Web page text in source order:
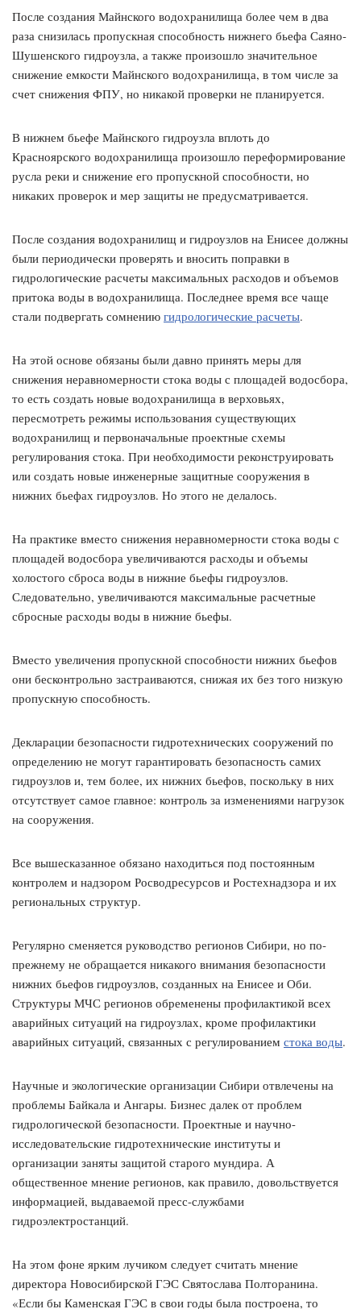
После создания Майнского водохранилища более чем в два
раза снизилась пропускная способность нижнего бьефа Саяно-
Шушенского гидроузла, а также произошло значительное
снижение емкости Майнского водохранилища, в том числе за
счет снижения ФПУ, но никакой проверки не планируется.
В нижнем бьефе Майнского гидроузла вплоть до
Красноярского водохранилища произошло переформирование
русла реки и снижение его пропускной способности, но
никаких проверок и мер защиты не предусматривается.
После создания водохранилищ и гидроузлов на Енисее должны
были периодически проверять и вносить поправки в
гидрологические расчеты максимальных расходов и объемов
притока воды в водохранилища. Последнее время все чаще
стали подвергать сомнению гидрологические расчеты.
На этой основе обязаны были давно принять меры для
снижения неравномерности стока воды с площадей водосбора,
то есть создать новые водохранилища в верховьях,
пересмотреть режимы использования существующих
водохранилищ и первоначальные проектные схемы
регулирования стока. При необходимости реконструировать
или создать новые инженерные защитные сооружения в
нижних бьефах гидроузлов. Но этого не делалось.
На практике вместо снижения неравномерности стока воды с
площадей водосбора увеличиваются расходы и объемы
холостого сброса воды в нижние бьефы гидроузлов.
Следовательно, увеличиваются максимальные расчетные
сбросные расходы воды в нижние бьефы.
Вместо увеличения пропускной способности нижних бьефов
они бесконтрольно застраиваются, снижая их без того низкую
пропускную способность.
Декларации безопасности гидротехнических сооружений по
определению не могут гарантировать безопасность самих
гидроузлов и, тем более, их нижних бьефов, поскольку в них
отсутствует самое главное: контроль за изменениями нагрузок
на сооружения.
Все вышесказанное обязано находиться под постоянным
контролем и надзором Росводресурсов и Ростехнадзора и их
региональных структур.
Регулярно сменяется руководство регионов Сибири, но по-
прежнему не обращается никакого внимания безопасности
нижних бьефов гидроузлов, созданных на Енисее и Оби.
Структуры МЧС регионов обременены профилактикой всех
аварийных ситуаций на гидроузлах, кроме профилактики
аварийных ситуаций, связанных с регулированием стока воды.
Научные и экологические организации Сибири отвлечены на
проблемы Байкала и Ангары. Бизнес далек от проблем
гидрологической безопасности. Проектные и научно-
исследовательские гидротехнические институты и
организации заняты защитой старого мундира. А
общественное мнение регионов, как правило, довольствуется
информацией, выдаваемой пресс-службами
гидроэлектростанций.
На этом фоне ярким лучиком следует считать мнение
директора Новосибирской ГЭС Святослава Полторанина.
«Если бы Каменская ГЭС в свои годы была построена, то